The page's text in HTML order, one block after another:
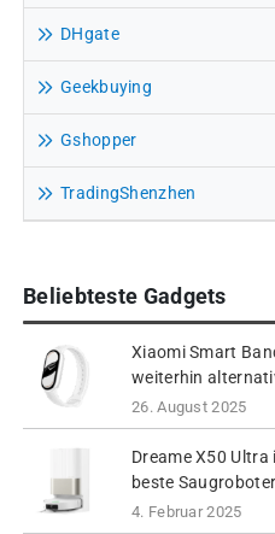
DHgate
Geekbuying
Gshopper
TradingShenzhen
Beliebteste Gadgets
Xiaomi Smart
weiterhin
26. August 2025
Dreame X50 Ultra
beste
4. Februar 2025